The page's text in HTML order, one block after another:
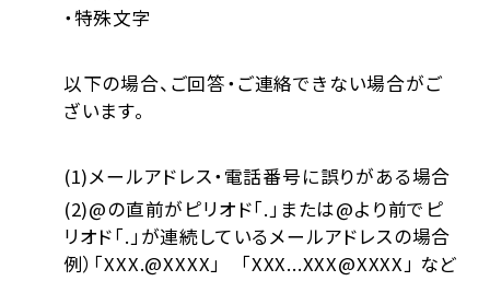
・特殊文字
以下の場合、ご回答・ご連絡できない場合がご
ざいます。
(1)メールアドレス・電話番号に誤りがある場合
(2)@の直前がピリオド「.」または@より前でピ
リオド「.」が連続しているメールアドレスの場合
例）「XXX.@XXXX」 「XXX...XXX@XXXX」 など